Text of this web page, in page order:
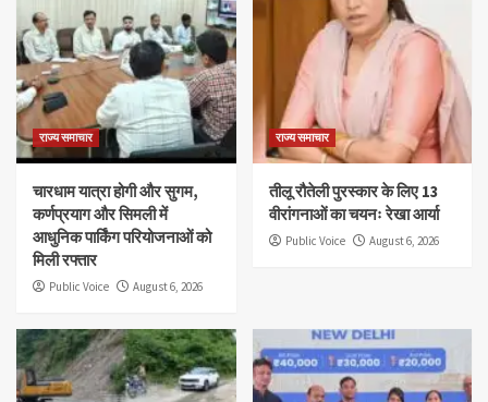
राज्य समाचार
चारधाम यात्रा होगी और सुगम,
कर्णप्रयाग और सिमली में
आधुनिक पार्किंग परियोजनाओं को
मिली रफ्तार
Public Voice August 6, 2026
राज्य समाचार
तीलू रौतेली पुरस्कार के लिए 13
वीरांगनाओं का चयनः रेखा आर्या
Public Voice August 6, 2026